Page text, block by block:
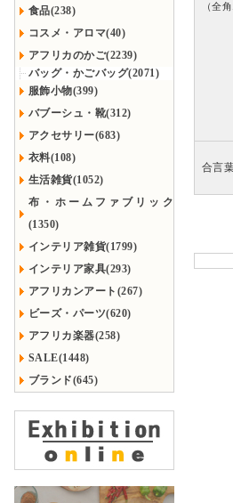
食品(238)
コスメ・アロマ(40)
アフリカのかご(2239)
バッグ・かごバッグ(2071)
服飾小物(399)
バブーシュ・靴(312)
アクセサリー(683)
衣料(108)
生活雑貨(1052)
布・ホームファブリック
(1350)
インテリア雑貨(1799)
インテリア家具(293)
アフリカンアート(267)
ビーズ・パーツ(620)
アフリカ楽器(258)
SALE(1448)
ブランド(645)
（全
合言